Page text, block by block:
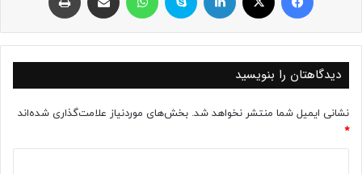
دیدگاهتان را بنویسید
نشانی ایمیل شما منتشر نخواهد شد. بخش‌های موردنیاز علامت‌گذاری شده‌اند
*